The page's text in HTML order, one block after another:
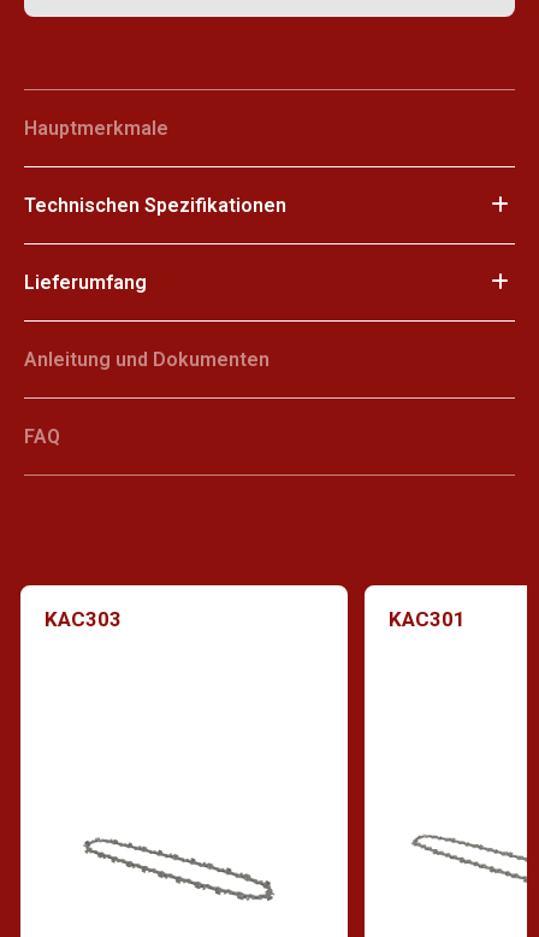
Hauptmerkmale
Technischen Spezifikationen
Lieferumfang
Anleitung und Dokumenten
FAQ
KAC303 KAC301